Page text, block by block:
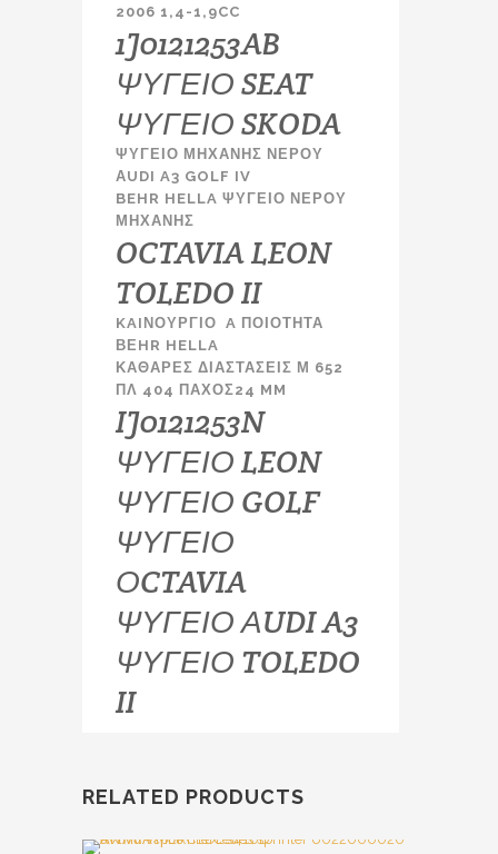
2006 1,4-1,9CC
1J0121253AB
ΨΥΓΕΙΟ SEAT
ΨΥΓΕΙΟ SKODA
ΨΥΓΕΙΟ ΜΗΧΑΝΗΣ ΝΕΡΟΥ
ΑUDI A3 GOLF IV
BEHR HELLA ΨΥΓΕΙΟ ΝΕΡΟΥ
ΜΗΧΑΝΗΣ
OCTAVIA LEON
TOLEDO II
KAIΝΟΥΡΓΙΟ A ΠΟΙΟΤΗΤΑ
ΒΕHR HELLA
ΚΑΘΑΡΕΣ ΔΙΑΣΤΑΣΕΙΣ Μ 652
ΠΛ 404 ΠΑΧΟΣ24 MM
IJ0121253N
ΨΥΓΕΙΟ LEON
ΨΥΓΕΙΟ GOLF
ΨΥΓΕΙΟ
ΟCTAVIA
ΨΥΓΕΙΟ ΑUDI A3
ΨΥΓΕΙΟ TOLEDO
II
RELATED PRODUCTS